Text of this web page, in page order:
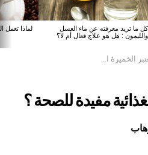
كل ما تريد معرفته عن ماء العسل
والليمون : هل هو علاج فعال أم لا؟
لماذا تعمل
الغذائية مفيدة للصحة ؟
مفيدة للصحة ؟